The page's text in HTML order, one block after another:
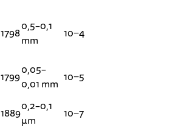
17980,5–0,1
mm
10−4
17990,05–
0,01 mm 10−5
18890,2–0,1
µm
10−7